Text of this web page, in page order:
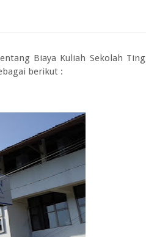
Biaya Kuliah Sekolah
berikut :